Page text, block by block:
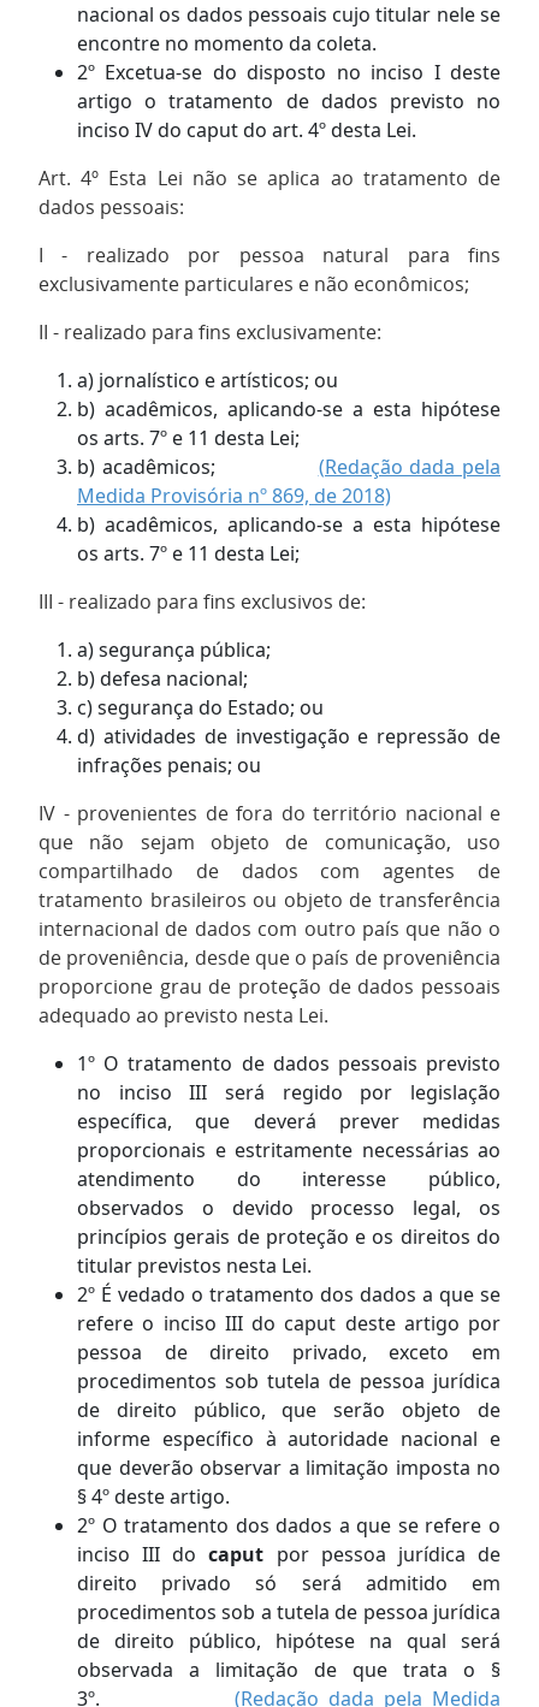
nacional os dados pessoais cujo titular nele se
encontre no momento da coleta.
2º Excetua-se do disposto no inciso I deste
artigo o tratamento de dados previsto no
inciso IV do caput do art. 4º desta Lei.
Art. 4º Esta Lei não se aplica ao tratamento de
dados pessoais:
I - realizado por pessoa natural para fins
exclusivamente particulares e não econômicos;
II - realizado para fins exclusivamente:
a) jornalístico e artísticos; ou
b) acadêmicos, aplicando-se a esta hipótese
os arts. 7º e 11 desta Lei;
b) acadêmicos; (Redação dada pela
Medida Provisória nº 869, de 2018)
b) acadêmicos, aplicando-se a esta hipótese
os arts. 7º e 11 desta Lei;
III - realizado para fins exclusivos de:
a) segurança pública;
b) defesa nacional;
c) segurança do Estado; ou
d) atividades de investigação e repressão de
infrações penais; ou
IV - provenientes de fora do território nacional e
que não sejam objeto de comunicação, uso
compartilhado de dados com agentes de
tratamento brasileiros ou objeto de transferência
internacional de dados com outro país que não o
de proveniência, desde que o país de proveniência
proporcione grau de proteção de dados pessoais
adequado ao previsto nesta Lei.
1º O tratamento de dados pessoais previsto
no inciso III será regido por legislação
específica, que deverá prever medidas
proporcionais e estritamente necessárias ao
atendimento do interesse público,
observados o devido processo legal, os
princípios gerais de proteção e os direitos do
titular previstos nesta Lei.
2º É vedado o tratamento dos dados a que se
refere o inciso III do caput deste artigo por
pessoa de direito privado, exceto em
procedimentos sob tutela de pessoa jurídica
de direito público, que serão objeto de
informe específico à autoridade nacional e
que deverão observar a limitação imposta no
§ 4º deste artigo.
2º O tratamento dos dados a que se refere o
inciso III docaput por pessoa jurídica de
direito privado só será admitido em
procedimentos sob a tutela de pessoa jurídica
de direito público, hipótese na qual será
observada a limitação de que trata o §
3º. (Redação dada pela Medida